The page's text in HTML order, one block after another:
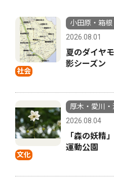
社会
小田原・箱
2026.08.01
夏のダイヤ
影シーズン
文化
厚木・愛川・
2026.08.04
「森の妖
運動公園